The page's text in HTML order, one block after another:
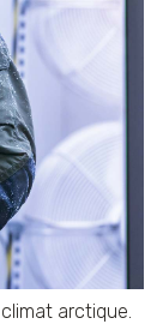
arctique.